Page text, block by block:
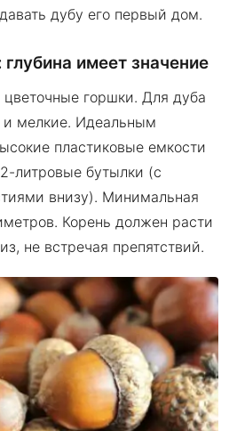
дубу его первый дом.
имеет значение
горшки. Для дуба
мелкие. Идеальным
пластиковые емкости
литровые бутылки (с
внизу). Минимальная
Корень должен расти
не встречая препятствий.